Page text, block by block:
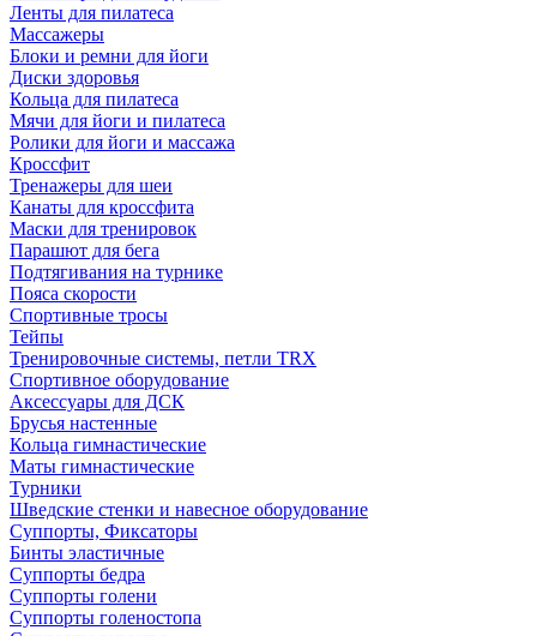
Ленты для пилатеса
Массажеры
Блоки и ремни для йоги
Диски здоровья
Кольца для пилатеса
Мячи для йоги и пилатеса
Ролики для йоги и массажа
Кроссфит
Тренажеры для шеи
Канаты для кроссфита
Маски для тренировок
Парашют для бега
Подтягивания на турнике
Пояса скорости
Спортивные тросы
Тейпы
Тренировочные системы, петли TRX
Спортивное оборудование
Аксессуары для ДСК
Брусья настенные
Кольца гимнастические
Маты гимнастические
Турники
Шведские стенки и навесное оборудование
Суппорты, Фиксаторы
Бинты эластичные
Суппорты бедра
Суппорты голени
Суппорты голеностопа